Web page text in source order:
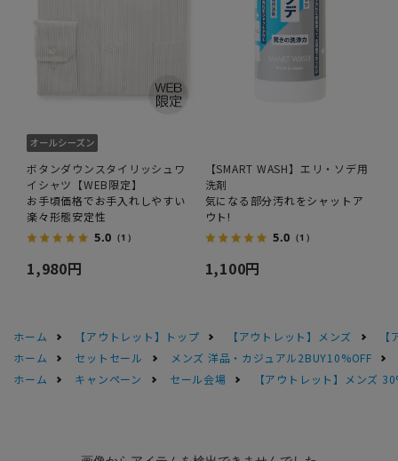
ボタンダウンスタイリッシュワ
イシャツ【WEB限定】
お手頃価格でお手入れしやすい
楽々形態安定性
5.0 （1）
1,980円
【SMART WASH】エリ・ソデ用
洗剤
気になる部分汚れをシャットア
ウト!
5.0 （1）
1,100円
ホーム 【アウトレット】トップ 【アウトレット】メンズ
ホーム
セットセール
メンズ 洋品・カジュアル2BUY10%OFF
ホーム
キャンペーン セール会場 【アウトレット】メンズ